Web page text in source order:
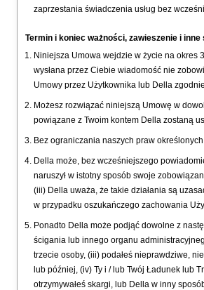
zaprzestania świadczenia usług bez
Termin i koniec ważności, zawieszenie i inne
Niniejsza Umowa wejdzie w życie na okres
wysłana przez Ciebie wiadomość nie
Umowy przez Użytkownika lub Della
Możesz rozwiązać niniejszą Umowę w
powiązane z Twoim kontem Della zostaną
Bez ograniczania naszych praw
Della może, bez wcześniejszego
naruszył w istotny sposób swoje
(iii) Della uważa, że takie działania są
w przypadku oszukańczego zachowania
Ponadto Della może podjąć dowolne z
ścigania lub innego organu
trzecie osoby, (iii) podałeś nieprawdziwe,
lub później, (iv) Ty i / lub Twój Ładunek lub
otrzymywałeś skargi, lub Della w inny